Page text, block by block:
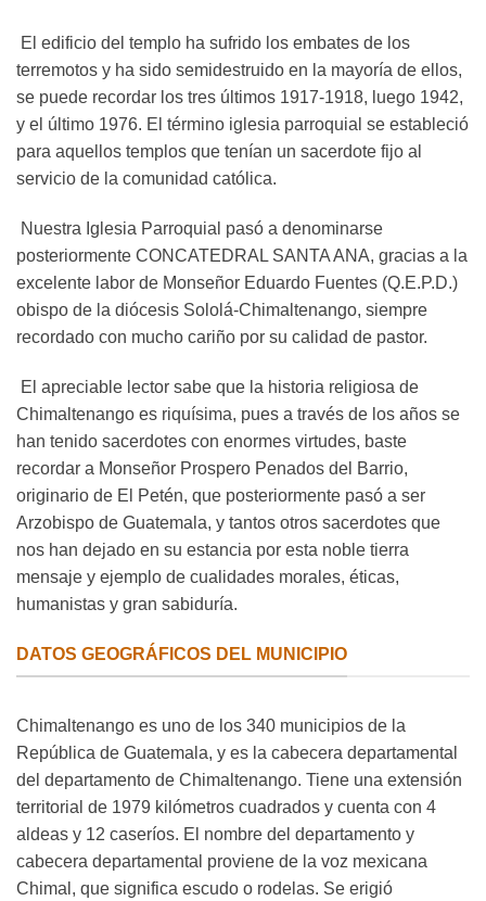
El edificio del templo ha sufrido los embates de los
terremotos y ha sido semidestruido en la mayoría de ellos,
se puede recordar los tres últimos 1917-1918, luego 1942,
y el último 1976. El término iglesia parroquial se estableció
para aquellos templos que tenían un sacerdote fijo al
servicio de la comunidad católica.
Nuestra Iglesia Parroquial pasó a denominarse
posteriormente CONCATEDRAL SANTA ANA, gracias a la
excelente labor de Monseñor Eduardo Fuentes (Q.E.P.D.)
obispo de la diócesis Sololá-Chimaltenango, siempre
recordado con mucho cariño por su calidad de pastor.
El apreciable lector sabe que la historia religiosa de
Chimaltenango es riquísima, pues a través de los años se
han tenido sacerdotes con enormes virtudes, baste
recordar a Monseñor Prospero Penados del Barrio,
originario de El Petén, que posteriormente pasó a ser
Arzobispo de Guatemala, y tantos otros sacerdotes que
nos han dejado en su estancia por esta noble tierra
mensaje y ejemplo de cualidades morales, éticas,
humanistas y gran sabiduría.
DATOS GEOGRÁFICOS DEL MUNICIPIO
Chimaltenango es uno de los 340 municipios de la
República de Guatemala, y es la cabecera departamental
del departamento de Chimaltenango. Tiene una extensión
territorial de 1979 kilómetros cuadrados y cuenta con 4
aldeas y 12 caseríos. El nombre del departamento y
cabecera departamental proviene de la voz mexicana
Chimal, que significa escudo o rodelas. Se erigió